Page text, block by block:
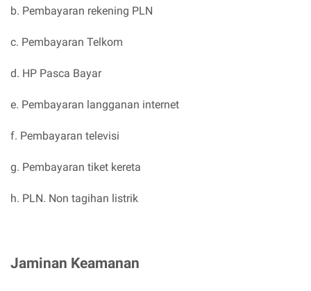
b. Pembayaran rekening PLN
c. Pembayaran Telkom
d. HP Pasca Bayar
e. Pembayaran langganan internet
f. Pembayaran televisi
g. Pembayaran tiket kereta
h. PLN. Non tagihan listrik
Jaminan Keamanan